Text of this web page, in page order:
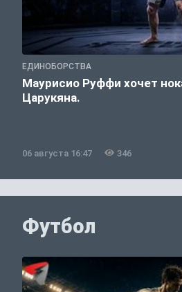
ЕДИНОБОРСТВА
Маурисио Руффи хочет
Царукяна.
06 августа 16:47 346
Футбол